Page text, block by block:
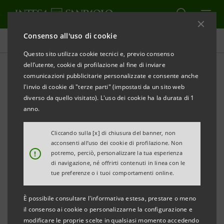
Consenso all'uso di cookie
Questo sito utilizza cookie tecnici e, previo consenso
dell’utente, cookie di profilazione al fine di inviare
comunicazioni pubblicitarie personalizzate e consente anche
l'invio di cookie di "terze parti" (impostati da un sito web
diverso da quello visitato). L'uso dei cookie ha la durata di 1
anno.
!
Cliccando sulla [x] di chiusura del banner, non
acconsenti all’uso dei cookie di profilazione. Non
potremo, perciò, personalizzare la tua esperienza
di navigazione, né offrirti contenuti in linea con le
tue preferenze o i tuoi comportamenti online.
È possibile consultare l'informativa estesa, prestare o meno
il consenso ai cookie o personalizzarne la configurazione e
modificare le proprie scelte in qualsiasi momento accedendo
International Graduate Program
I'M IN International
Graduate Program
AGGIORNA
International Graduate Program
Intesa Sanpaolo, tra i principali gruppi bancari in
Europa, che si propone come partner globale al